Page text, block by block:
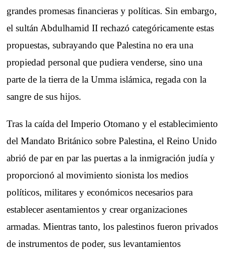
grandes promesas financieras y políticas. Sin embargo,
el sultán Abdulhamid II rechazó categóricamente estas
propuestas, subrayando que Palestina no era una
propiedad personal que pudiera venderse, sino una
parte de la tierra de la Umma islámica, regada con la
sangre de sus hijos.
Tras la caída del Imperio Otomano y el establecimiento
del Mandato Británico sobre Palestina, el Reino Unido
abrió de par en par las puertas a la inmigración judía y
proporcionó al movimiento sionista los medios
políticos, militares y económicos necesarios para
establecer asentamientos y crear organizaciones
armadas. Mientras tanto, los palestinos fueron privados
de instrumentos de poder, sus levantamientos